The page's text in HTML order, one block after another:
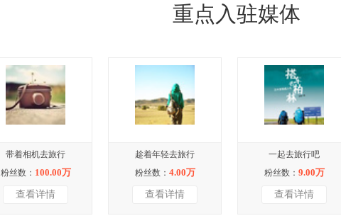
重点入驻媒体
带着相机去旅行
粉丝数： 100.00万
查看详情
趁着年轻去旅行
粉丝数： 4.00万
查看详情
一起去旅行吧
粉丝数： 9.00万
查看详情